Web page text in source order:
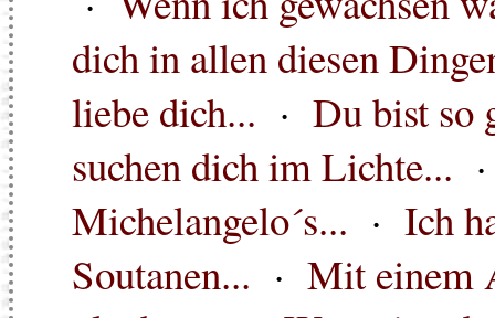
dich in allen diesen
liebe dich... · Du bist so
suchen dich im Lichte...
Michelangelo´s... · Ich
Soutanen... · Mit einem